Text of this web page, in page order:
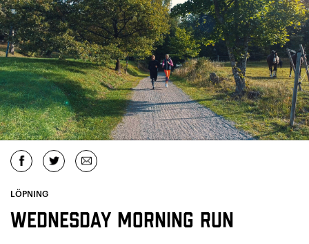
LÖPNING
Wednesday Morning Run